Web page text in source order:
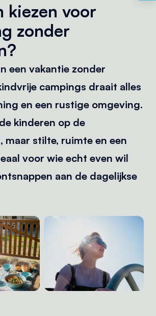
kiezen voor
zonder
een vakantie zonder
campings draait alles
en een rustige omgeving.
kinderen op de
maar stilte, ruimte en een
voor wie echt even wil
aan de dagelijkse